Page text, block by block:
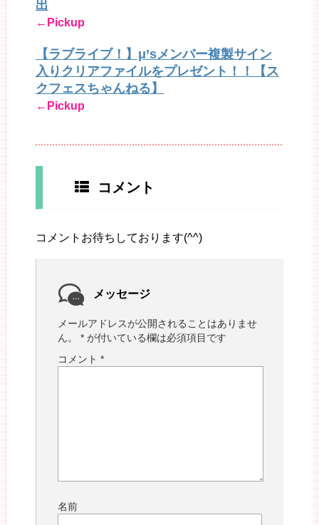
出
←Pickup
【ラブライブ！】μ’sメンバー複製サイン
入りクリアファイルをプレゼント！！【ス
クフェスちゃんねる】
←Pickup
コメント
コメントお待ちしております(^^)
メッセージ
メールアドレスが公開されることはありませ
ん。
* が付いている欄は必須項目です
コメント *
名前